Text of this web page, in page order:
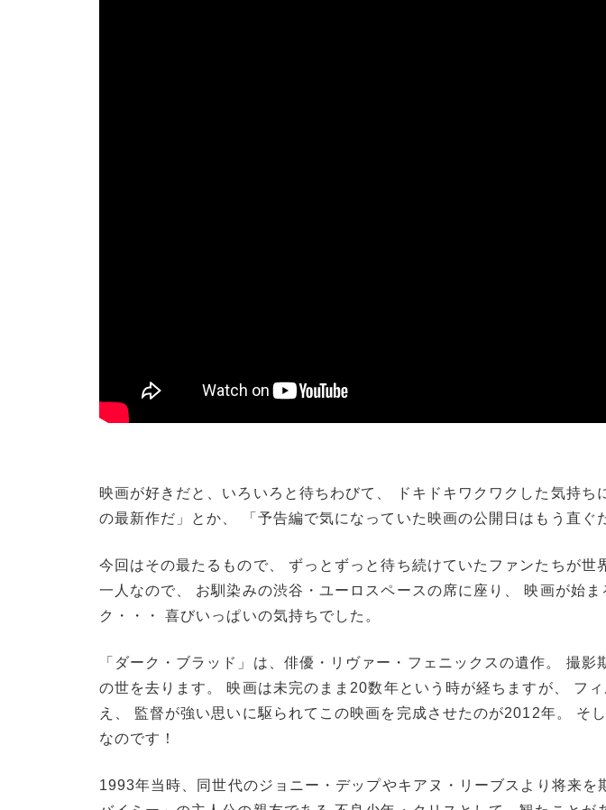
映画が好きだと、いろいろと待ちわびて、 ドキドキワクワクした気持ち
の最新作だ」とか、 「予告編で気になっていた映画の公開日はもう直ぐ
今回はその最たるもので、 ずっとずっと待ち続けていたファンたちが世
一人なので、 お馴染みの渋谷・ユーロスペースの席に座り、 映画が始
ク・・・ 喜びいっぱいの気持ちでした。
「ダーク・ブラッド」は、俳優・リヴァー・フェニックスの遺作。 撮
の世を去ります。 映画は未完のまま20数年という時が経ちますが、 フ
え、 監督が強い思いに駆られてこの映画を完成させたのが2012年。 そ
なのです！
1993年当時、同世代のジョニー・デップやキアヌ・リーブスより将来を